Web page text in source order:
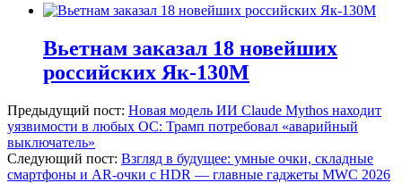
Вьетнам заказал 18 новейших
российских Як-130М
Предыдущий пост: Новая модель ИИ Claude Mythos находит
уязвимости в любых ОС: Трамп потребовал «аварийный
выключатель»
Следующий пост: Взгляд в будущее: умные очки, складные
смартфоны и AR-очки с HDR — главные гаджеты MWC 2026